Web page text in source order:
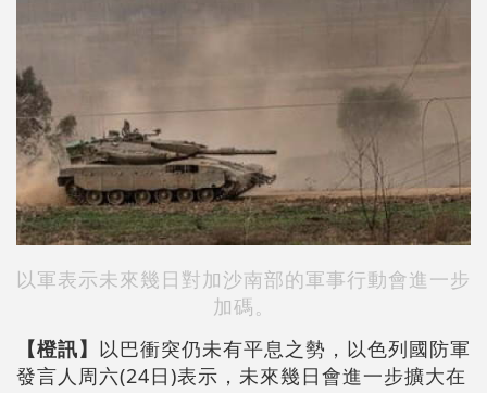
以軍表示未來幾日對加沙南部的軍事行動會進一步
加碼。
【橙訊】 以巴衝突仍未有平息之勢，以色列國防軍
發言人周六(24日)表示，未來幾日會進一步擴大在